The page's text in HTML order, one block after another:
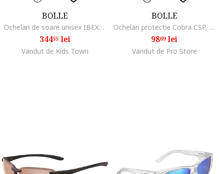
BOLLE
Ochelari de soare unisex IBEX 12373 59mm
34455lei
Vandut de Kids Town
BOLLE
Ochelari protectie Cobra CSP, maro, 2,2mm, 25g
9869lei
Vandut de Pro Store